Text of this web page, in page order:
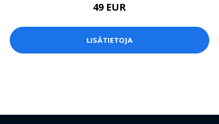
49 EUR
LISÄTIETOJA